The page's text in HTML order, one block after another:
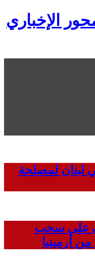
الإخباري
لبنان لمصلحة
على سحب
أرمينيا